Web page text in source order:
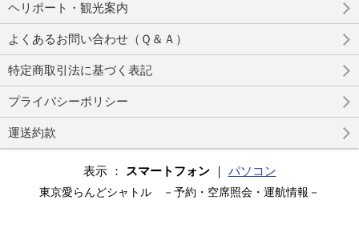
ヘリポート・観光案内
よくあるお問い合わせ（Ｑ＆Ａ）
特定商取引法に基づく表記
プライバシーポリシー
運送約款
表示 ： スマートフォン｜ パソコン
東京愛らんどシャトル －予約・空席照会・運航情報－